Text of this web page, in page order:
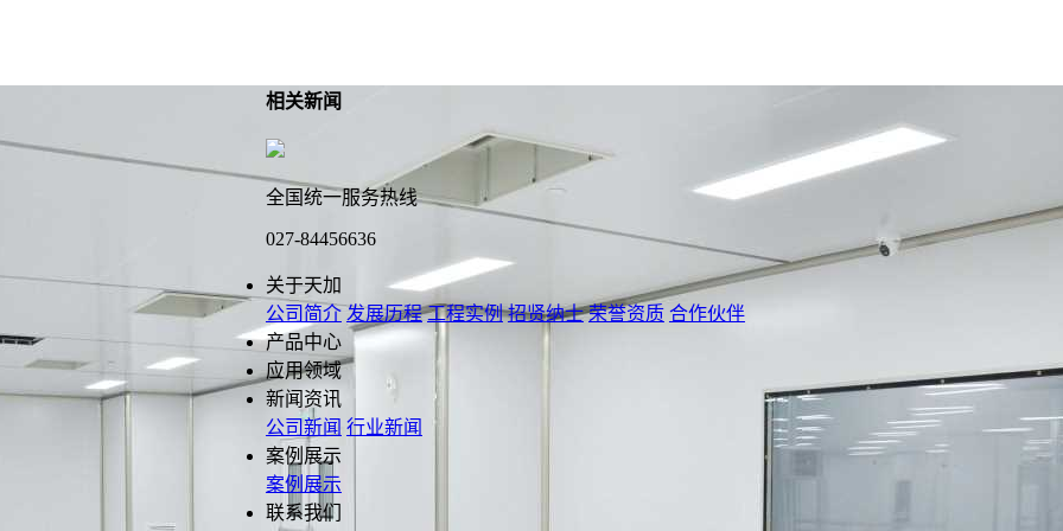
相关新闻
全国统一服务热线
027-84456636
关于天加
公司简介 发展历程 工程实例 招贤纳士 荣誉资质 合作伙伴
产品中心
应用领域
新闻资讯
公司新闻 行业新闻
案例展示
案例展示
联系我们